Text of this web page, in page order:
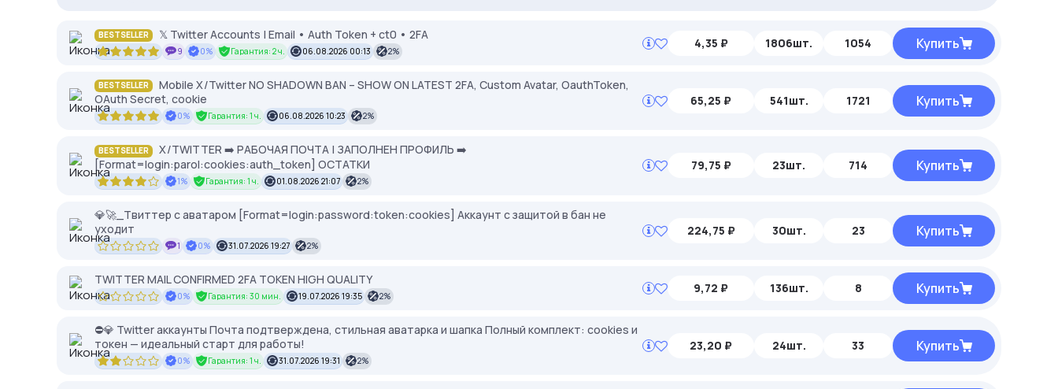
BESTSELLER 𝕏 Twitter Accounts | Email • Auth Token + ct0 • 2FA
9 0% Гарантия: 2 ч. 06.08.2026 00:13 2%
4,35 ₽ 1806шт. 1054 Купить
BESTSELLER
Mobile X/Twitter NO SHADOWN BAN – SHOW ON LATEST 2FA, Custom Avatar, OauthToken,
OAuth Secret, cookie
0% Гарантия: 1 ч. 06.08.2026 10:23 2%
65,25 ₽ 541шт. 1721 Купить
BESTSELLER
X/TWITTER ➡️ РАБОЧАЯ ПОЧТА | ЗАПОЛНЕН ПРОФИЛЬ ➡️
[Format=login:parol:cookies:auth_token] ОСТАТКИ
1% Гарантия: 1 ч. 01.08.2026 21:07 2%
79,75 ₽ 23шт. 714 Купить
💎🚀_Твиттер с аватаром [Format=login:password:token:cookies] Аккаунт с защитой в бан не
уходит
1 0% 31.07.2026 19:27 2%
224,75 ₽ 30шт. 23 Купить
TWITTER MAIL CONFIRMED 2FA TOKEN HIGH QUALITY
0% Гарантия: 30 мин. 19.07.2026 19:35 2%
9,72 ₽ 136шт. 8 Купить
⛔️💎 Twitter аккаунты Почта подтверждена, стильная аватарка и шапка Полный комплект: cookies и
токен — идеальный старт для работы!
0% Гарантия: 1 ч. 31.07.2026 19:31 2%
23,20 ₽ 24шт. 33 Купить